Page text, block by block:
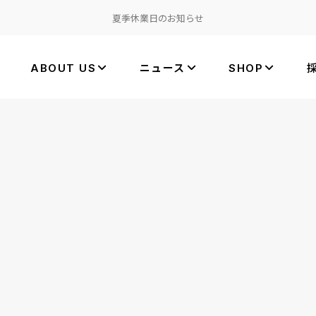
夏季休業日のお知らせ
ABOUT US ニュース SHOP